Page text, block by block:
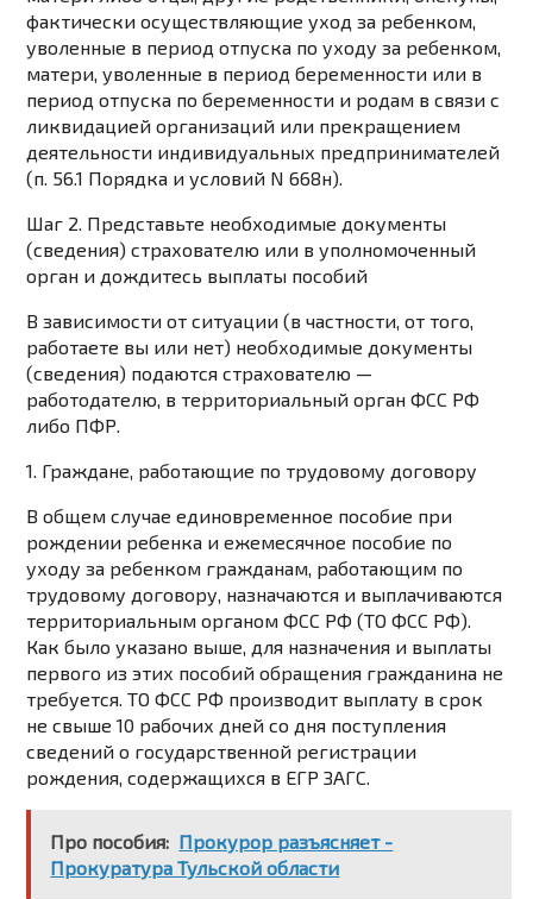
фактически осуществляющие уход за ребенком,
уволенные в период отпуска по уходу за ребенком,
матери, уволенные в период беременности или в
период отпуска по беременности и родам в связи с
ликвидацией организаций или прекращением
деятельности индивидуальных предпринимателей
(п. 56.1 Порядка и условий N 668н).
Шаг 2. Представьте необходимые документы
(сведения) страхователю или в уполномоченный
орган и дождитесь выплаты пособий
В зависимости от ситуации (в частности, от того,
работаете вы или нет) необходимые документы
(сведения) подаются страхователю —
работодателю, в территориальный орган ФСС РФ
либо ПФР.
1. Граждане, работающие по трудовому договору
В общем случае единовременное пособие при
рождении ребенка и ежемесячное пособие по
уходу за ребенком гражданам, работающим по
трудовому договору, назначаются и выплачиваются
территориальным органом ФСС РФ (ТО ФСС РФ).
Как было указано выше, для назначения и выплаты
первого из этих пособий обращения гражданина не
требуется. ТО ФСС РФ производит выплату в срок
не свыше 10 рабочих дней со дня поступления
сведений о государственной регистрации
рождения, содержащихся в ЕГР ЗАГС.
Про пособия: Прокурор разъясняет -
Прокуратура Тульской области